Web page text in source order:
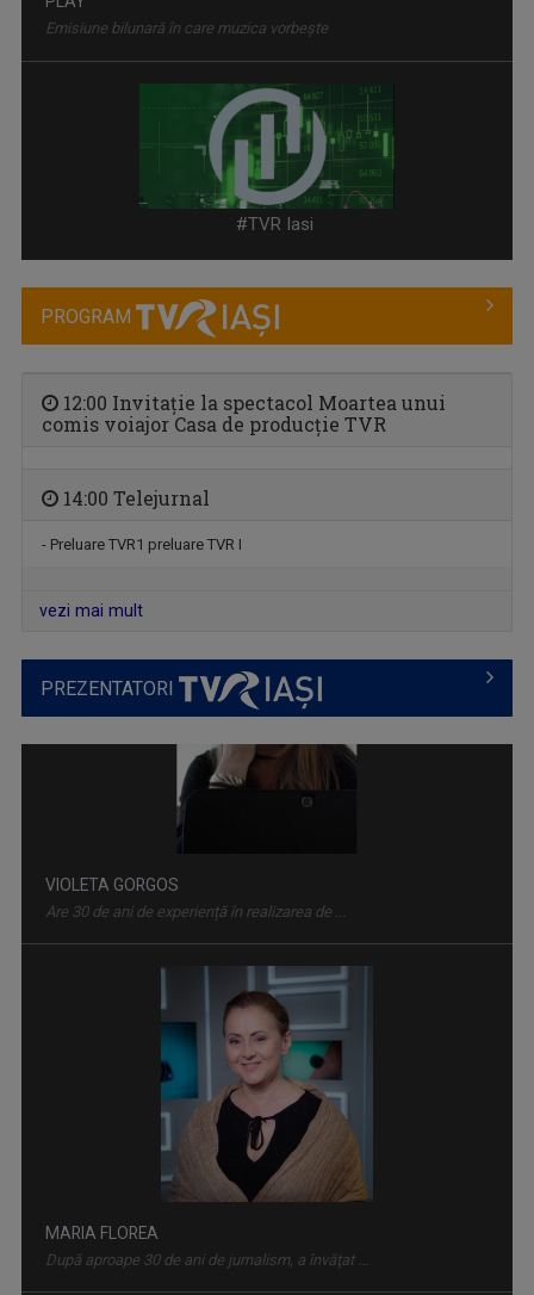
Dezbatere pe teme economice
LUMINA CREȘTINULUI
PRIDVOARELE CREDINȚEI
#TVR Iasi
PROGRAM
12:00 Invitație la spectacol Moartea unui
comis voiajor Casa de producție TVR
14:00 Telejurnal
- Preluare TVR1 preluare TVR I
vezi mai mult
PREZENTATORI
După aproape 30 de ani de jurnalism, a învăţat ...